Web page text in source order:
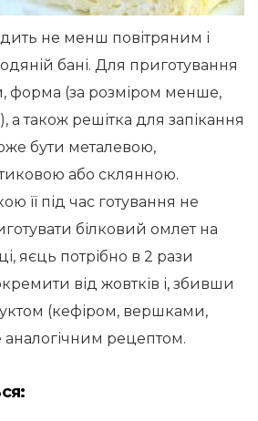
не менш повітряним і
бані. Для приготування
форма (за розміром менше,
а також решітка для запікання
бути металевою,
або склянною.
її під час готування не
білковий омлет на
яєць потрібно в 2 рази
від жовтків і, збивши
(кефіром, вершками,
аналогічним рецептом.